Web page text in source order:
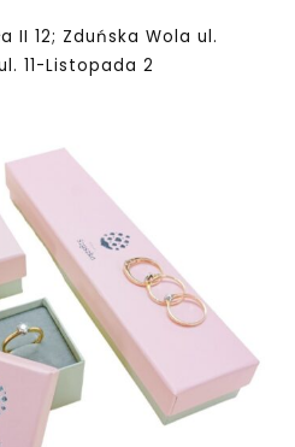
II 12; Zduńska Wola ul.
11-Listopada 2